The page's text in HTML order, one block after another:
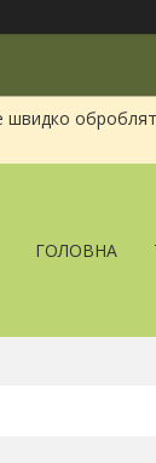
ГОЛОВНА